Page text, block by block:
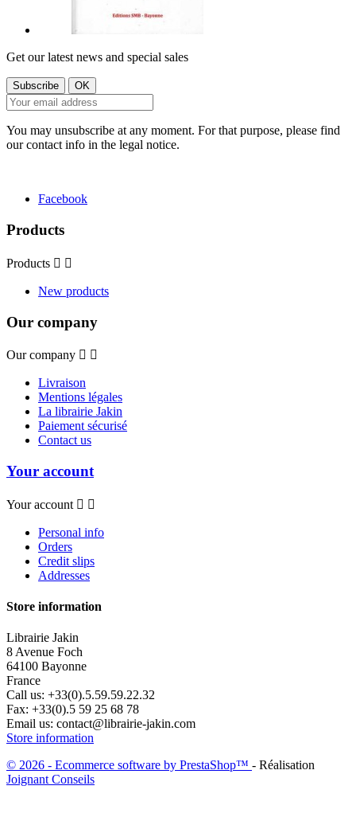
Get our latest news and special sales
You may unsubscribe at any moment. For that purpose, please find
our contact info in the legal notice.
Facebook
Products
Products  
New products
Our company
Our company  
Livraison
Mentions légales
La librairie Jakin
Paiement sécurisé
Contact us
Your account
Your account  
Personal info
Orders
Credit slips
Addresses
Store information
Librairie Jakin
8 Avenue Foch
64100 Bayonne
France
Call us: +33(0).5.59.59.22.32
Fax: +33(0).5 59 25 68 78
Email us: contact@librairie-jakin.com
Store information
© 2026 - Ecommerce software by PrestaShop™ - Réalisation
Joignant Conseils